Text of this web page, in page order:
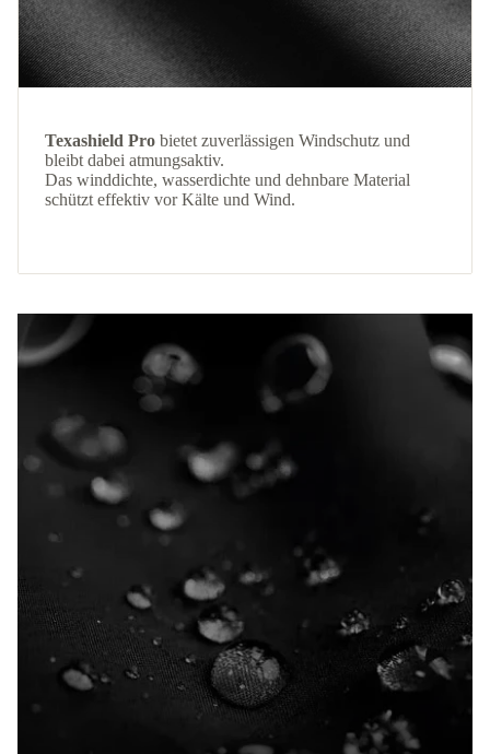
Texashield Pro bietet zuverlässigen Windschutz und
bleibt dabei atmungsaktiv.
Das winddichte, wasserdichte und dehnbare Material
schützt effektiv vor Kälte und Wind.